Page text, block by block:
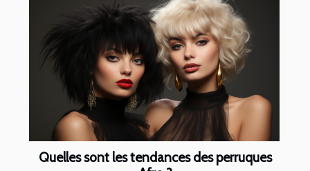
Quelles sont les tendances des perruques